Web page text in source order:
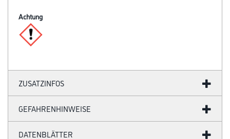
Achtung
ZUSATZINFOS
GEFAHRENHINWEISE
DATENBLÄTTER